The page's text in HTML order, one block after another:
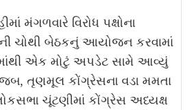
મંગળવારે વિરોધ પક્ષોના
ચોથી બેઠકનું આયોજન કરવામાં
એક મોટું અપડેટ સામે આવ્યું
તૃણમૂલ કોંગ્રેસના વડા મમતા
ચૂંટણીમાં કોંગ્રેસ અધ્યક્ષ